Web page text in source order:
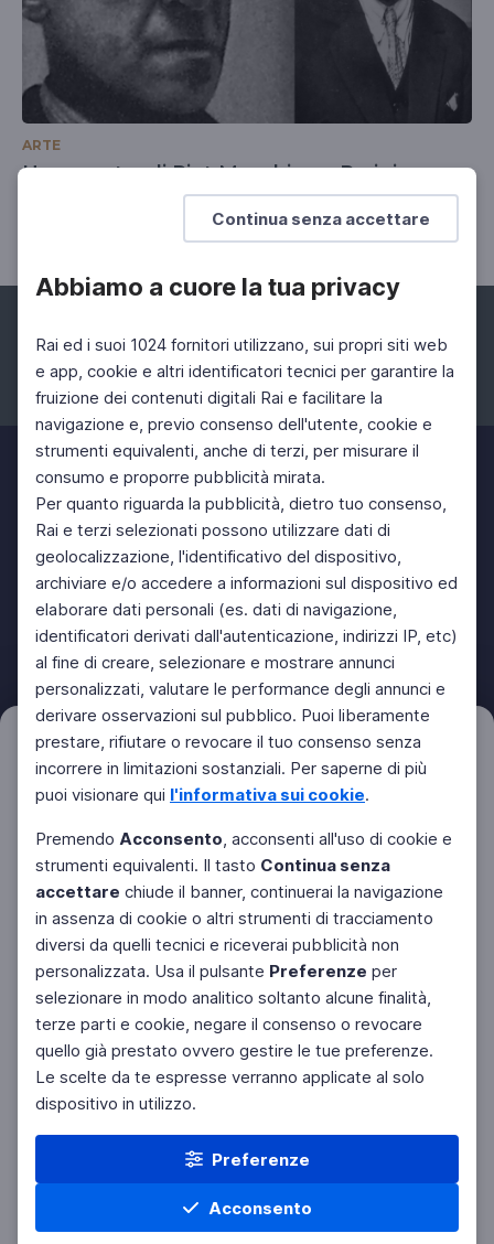
Continua senza accettare
Abbiamo a cuore la tua privacy
Rai ed i suoi 1024 fornitori utilizzano, sui propri siti web
e app, cookie e altri identificatori tecnici per garantire la
fruizione dei contenuti digitali Rai e facilitare la
navigazione e, previo consenso dell'utente, cookie e
strumenti equivalenti, anche di terzi, per misurare il
consumo e proporre pubblicità mirata.
Per quanto riguarda la pubblicità, dietro tuo consenso,
Rai e terzi selezionati possono utilizzare dati di
geolocalizzazione, l'identificativo del dispositivo,
archiviare e/o accedere a informazioni sul dispositivo ed
elaborare dati personali (es. dati di navigazione,
identificatori derivati dall'autenticazione, indirizzi IP, etc)
al fine di creare, selezionare e mostrare annunci
personalizzati, valutare le performance degli annunci e
derivare osservazioni sul pubblico. Puoi liberamente
prestare, rifiutare o revocare il tuo consenso senza
incorrere in limitazioni sostanziali. Per saperne di più
puoi visionare qui l'informativa sui cookie.
Premendo Acconsento, acconsenti all'uso di cookie e
strumenti equivalenti. Il tasto Continua senza
accettare chiude il banner, continuerai la navigazione
in assenza di cookie o altri strumenti di tracciamento
diversi da quelli tecnici e riceverai pubblicità non
personalizzata. Usa il pulsante Preferenze per
selezionare in modo analitico soltanto alcune finalità,
terze parti e cookie, negare il consenso o revocare
quello già prestato ovvero gestire le tue preferenze.
Le scelte da te espresse verranno applicate al solo
dispositivo in utilizzo.
Preferenze
Acconsento
ARTE
Una mostra di Piet Mondrian a Parigi
Filtri
Facebook Instagram Twitter